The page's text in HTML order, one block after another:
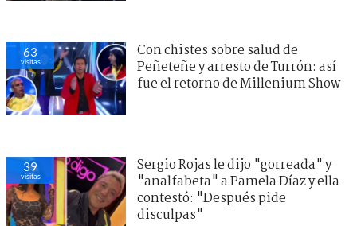
63
visitas
Con chistes sobre salud de
Peñeteñe y arresto de Turrón: así
fue el retorno de Millenium Show
39
visitas
Sergio Rojas le dijo "gorreada" y
"analfabeta" a Pamela Díaz y ella
contestó: "Después pide
disculpas"